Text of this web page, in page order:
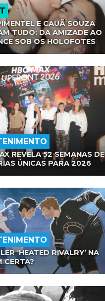
E CAUÃ SOUZA
TUDO: DA AMIZADE AO
SOB OS HOLOFOTES
REVELA 52 SEMANAS DE
ÚNICAS PARA 2026
‘HEATED RIVALRY’ NA
CERTA?